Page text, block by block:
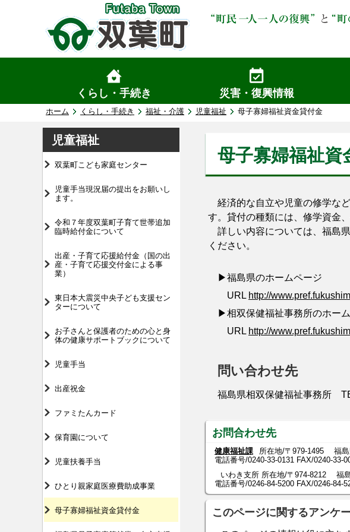
くらし・手続き 災害・復興情報
ホーム くらし・手続き 福祉・介護 児童福祉 母子寡婦福祉資金貸付金
児童福祉
双葉町こども家庭センター
児童手当現況届の提出をお願いし
ます。
令和７年度双葉町子育て世帯追加
臨時給付金について
出産・子育て応援給付金（国の出
産・子育て応援交付金による事
業）
東日本大震災中央子ども支援セン
ターについて
お子さんと保護者のための心と身
体の健康サポートブックについて
児童手当
出産祝金
ファミたんカード
保育園について
児童扶養手当
ひとり親家庭医療費助成事業
母子寡婦福祉資金貸付金
母子寡婦福祉資
経済的な自立や児童の修学な
す。貸付の種類には、修学資金
詳しい内容については、福島
ください。
▶福島県のホームページ
URL http://
▶相双保健福祉事務所のホー
URL http://
問い合わせ先
福島県相双保健福祉事務所
お問合わせ先
健康福祉課
所在地/〒979-1495 福島
電話番号/0240-33-0131 FAX/0240-33-
いわき支所 所在地/〒974-8212 福
電話番号/0246-84-5200 FAX/0246-84-
このページに関するアンケ